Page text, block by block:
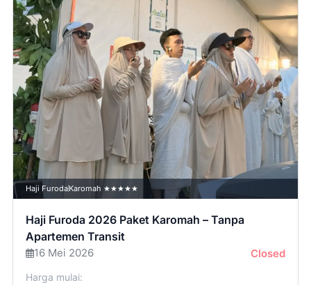
Haji FurodaKaromah ★★★★★
Haji Furoda 2026 Paket Karomah – Tanpa
Apartemen Transit
16 Mei 2026 Closed
Harga mulai: